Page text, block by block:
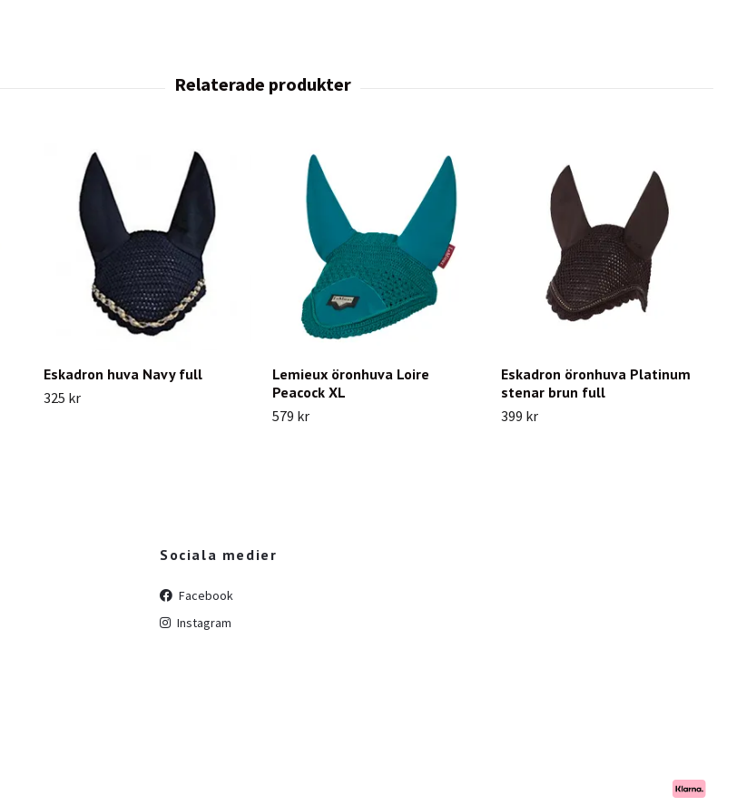
Eskadron huva Navy full
325 kr
Lemieux öronhuva Loire
Peacock XL
579 kr
Eskadron öronhuva Platinum
stenar brun full
399 kr
Sociala medier
Facebook
Instagram